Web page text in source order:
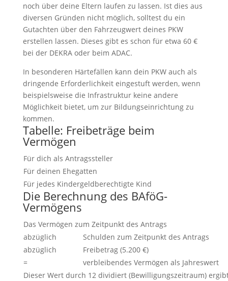
noch über deine Eltern laufen zu lassen. Ist dies aus
diversen Gründen nicht möglich, solltest du ein
Gutachten über den Fahrzeugwert deines PKW
erstellen lassen. Dieses gibt es schon für etwa 60 €
bei der DEKRA oder beim ADAC.
In besonderen Härtefällen kann dein PKW auch als
dringende Erforderlichkeit eingestuft werden, wenn
beispielsweise die Infrastruktur keine andere
Möglichkeit bietet, um zur Bildungseinrichtung zu
kommen.
Tabelle: Freibeträge beim
Vermögen
Für dich als Antragssteller
Für deinen Ehegatten
Für jedes Kindergeldberechtigte Kind
Die Berechnung des BAföG-
Vermögens
Das Vermögen zum Zeitpunkt des Antrags
abzüglich
Schulden zum Zeitpunkt des Antrags
abzüglich
Freibetrag (5.200 €)
=
verbleibendes Vermögen als Jahreswert
Dieser Wert durch 12 dividiert (Bewilligungszeitraum)